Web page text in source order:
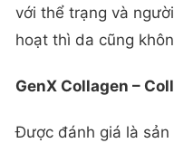
với thể trạng và
hoạt thì da cũng
GenX Collagen –
Được đánh giá là sản